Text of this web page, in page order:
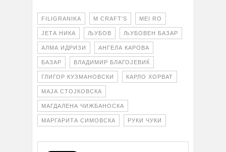
FILIGRANIKA M CRAFT'S MEI RO
ЈЕТА НИКА ЉУБОВ ЉУБОВЕН БАЗАР
АЛМА ИДРИЗИ АНГЕЛА КАРОВА
БАЗАР ВЛАДИМИР БЛАГОЈЕВИЌ
ГЛИГОР КУЗМАНОВСКИ КАРЛО ХОРВАТ
МАЈА СТОЈКОВСКА
МАГДАЛЕНА ЧИЖБАНОСКА
МАРГАРИТА СИМОВСКА РУКИ ЧУКИ